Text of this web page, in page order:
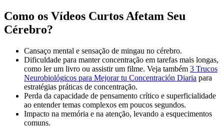
Como os Vídeos Curtos Afetam Seu
Cérebro?
Cansaço mental e sensação de mingau no cérebro.
Dificuldade para manter concentração em tarefas mais longas,
como ler um livro ou assistir um filme. Veja também 3 Trucos
Neurobiológicos para Mejorar tu Concentración Diaria para
estratégias práticas de concentração.
Perda da capacidade de pensamento crítico e superficialidade
ao entender temas complexos em poucos segundos.
Impacto na memória e na atenção, levando a esquecimentos
comuns.